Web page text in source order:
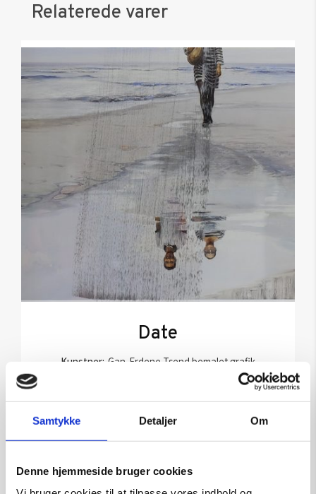
Samtykke Detaljer Om
Denne hjemmeside bruger cookies
Relaterede varer
Date
Kunstner: Gan-Erdene Tsend bemalet grafik
kr.4.950,00
Tilføj til kurv